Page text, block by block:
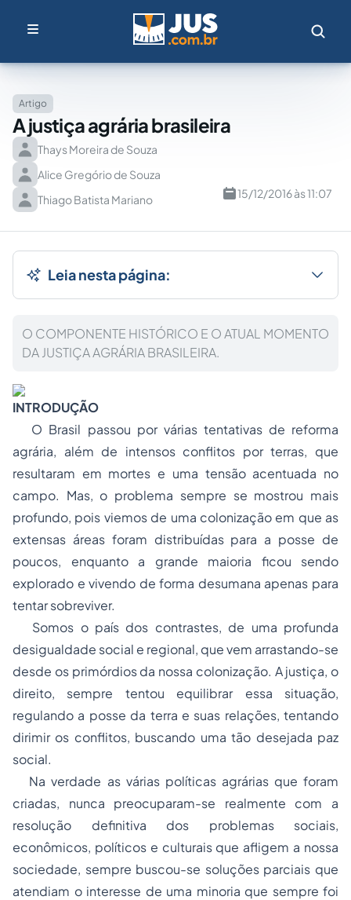
Artigo
A justiça agrária brasileira
Thays Moreira de Souza
Alice Gregório de Souza
Thiago Batista Mariano
15/12/2016 às 11:07
Leia nesta página:
O COMPONENTE HISTÓRICO E O ATUAL MOMENTO
DA JUSTIÇA AGRÁRIA BRASILEIRA.
INTRODUÇÃO
O Brasil passou por várias tentativas de reforma
agrária, além de intensos conflitos por terras, que
resultaram em mortes e uma tensão acentuada no
campo. Mas, o problema sempre se mostrou mais
profundo, pois viemos de uma colonização em que as
extensas áreas foram distribuídas para a posse de
poucos, enquanto a grande maioria ficou sendo
explorado e vivendo de forma desumana apenas para
tentar sobreviver.
Somos o país dos contrastes, de uma profunda
desigualdade social e regional, que vem arrastando-se
desde os primórdios da nossa colonização. A justiça, o
direito, sempre tentou equilibrar essa situação,
regulando a posse da terra e suas relações, tentando
dirimir os conflitos, buscando uma tão desejada paz
social.
Na verdade as várias políticas agrárias que foram
criadas, nunca preocuparam-se realmente com a
resolução definitiva dos problemas sociais,
econômicos, políticos e culturais que afligem a nossa
sociedade, sempre buscou-se soluções parciais que
atendiam o interesse de uma minoria que sempre foi